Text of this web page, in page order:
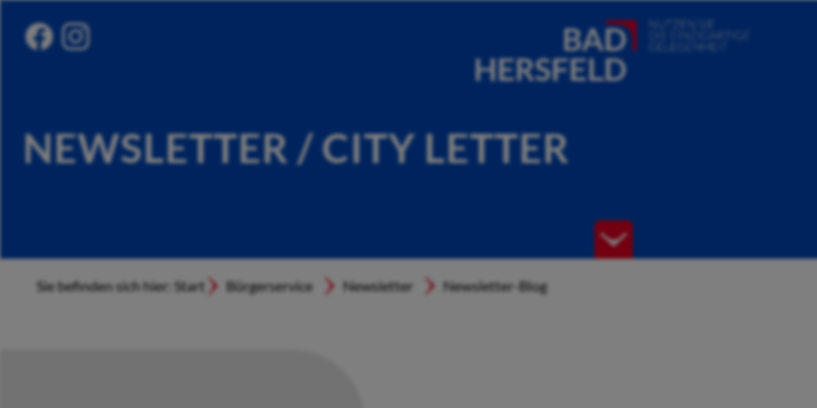
NEWSLETTER / CITY LETTER
Sie befinden sich hier: Start Bürgerservice Newsletter Newsletter-Blog